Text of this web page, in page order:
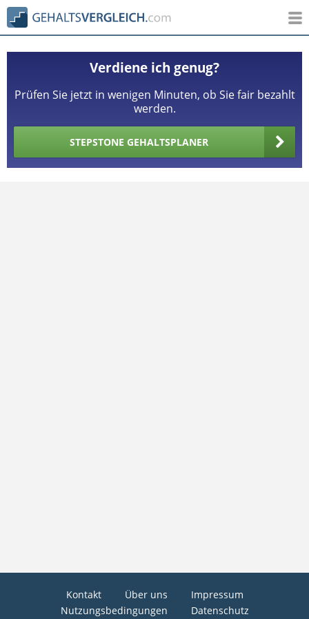
Verdiene ich genug?
Prüfen Sie jetzt in wenigen Minuten, ob Sie fair bezahlt
werden.
STEPSTONE GEHALTSPLANER
Kontakt Über uns
Impressum
Nutzungsbedingungen
Datenschutz